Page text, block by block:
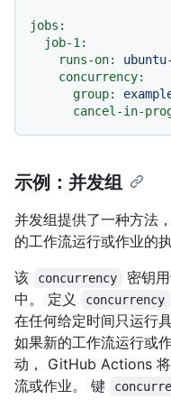
jobs:
job-1:
runs-on:
concurrency:
group:
cancel-in-
示例：并发组
并发组提供了一种方法
的工作流运行或作业的执
该
concurrency
密钥
中。 定义
concurrency
在任何给定时间只运行
如果新的工作流运行或
动， GitHub Actions
流或作业。 键